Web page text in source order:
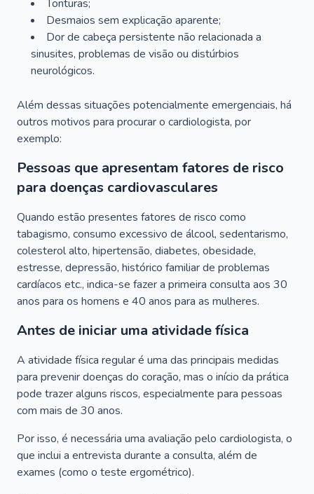
Tonturas;
Desmaios sem explicação aparente;
Dor de cabeça persistente não relacionada a
sinusites, problemas de visão ou distúrbios
neurológicos.
Além dessas situações potencialmente emergenciais, há
outros motivos para procurar o cardiologista, por
exemplo:
Pessoas que apresentam fatores de risco
para doenças cardiovasculares
Quando estão presentes fatores de risco como
tabagismo, consumo excessivo de álcool, sedentarismo,
colesterol alto, hipertensão, diabetes, obesidade,
estresse, depressão, histórico familiar de problemas
cardíacos etc., indica-se fazer a primeira consulta aos 30
anos para os homens e 40 anos para as mulheres.
Antes de iniciar uma atividade física
A atividade física regular é uma das principais medidas
para prevenir doenças do coração, mas o início da prática
pode trazer alguns riscos, especialmente para pessoas
com mais de 30 anos.
Por isso, é necessária uma avaliação pelo cardiologista, o
que inclui a entrevista durante a consulta, além de
exames (como o teste ergométrico).